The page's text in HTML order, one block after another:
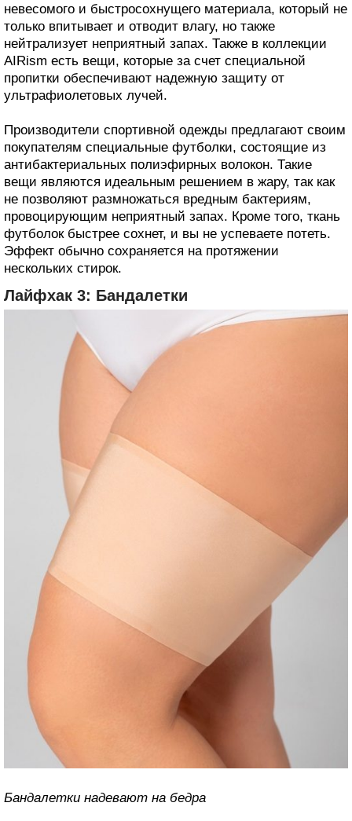
невесомого и быстросохнущего материала, который не
только впитывает и отводит влагу, но также
нейтрализует неприятный запах. Также в коллекции
AIRism есть вещи, которые за счет специальной
пропитки обеспечивают надежную защиту от
ультрафиолетовых лучей.
Производители спортивной одежды предлагают своим
покупателям специальные футболки, состоящие из
антибактериальных полиэфирных волокон. Такие
вещи являются идеальным решением в жару, так как
не позволяют размножаться вредным бактериям,
провоцирующим неприятный запах. Кроме того, ткань
футболок быстрее сохнет, и вы не успеваете потеть.
Эффект обычно сохраняется на протяжении
нескольких стирок.
Лайфхак 3: Бандалетки
Бандалетки надевают на бедра